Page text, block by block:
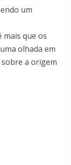
um
mais que os
olhada em
a origem